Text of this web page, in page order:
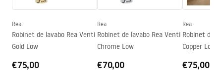
Technologie du revêtement
PVD
Diamètre de raccordement
Garantie
5 ans
Informations de sécurité
Rea
Robinet de lavabo Rea Venti
Gold Low
€75,00
Rea
Robinet de lavabo Rea Venti
Chrome Low
€70,00
Rea
Robinet de
Copper Low
€75,00